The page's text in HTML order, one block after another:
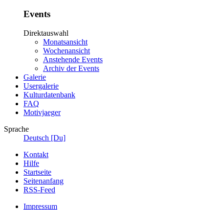
Events
Direktauswahl
Monatsansicht
Wochenansicht
Anstehende Events
Archiv der Events
Galerie
Usergalerie
Kulturdatenbank
FAQ
Motivjaeger
Sprache
Deutsch [Du]
Kontakt
Hilfe
Startseite
Seitenanfang
RSS-Feed
Impressum